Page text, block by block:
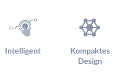
Intelligent
Kompaktes
Design